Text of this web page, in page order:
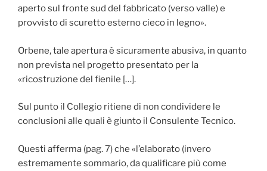
aperto sul fronte sud del fabbricato (verso valle) e
provvisto di scuretto esterno cieco in legno».
Orbene, tale apertura è sicuramente abusiva, in quanto
non prevista nel progetto presentato per la
«ricostruzione del fienile […].
Sul punto il Collegio ritiene di non condividere le
conclusioni alle quali è giunto il Consulente Tecnico.
Questi afferma (pag. 7) che «l’elaborato (invero
estremamente sommario, da qualificare più come